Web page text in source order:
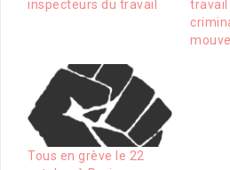
inspecteurs du travail
travail
Tous en grève le 22